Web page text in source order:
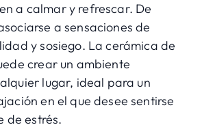
a calmar y refrescar. De
a sensaciones de
y sosiego. La cerámica de
crear un ambiente
lugar, ideal para un
en el que desee sentirse
de estrés.